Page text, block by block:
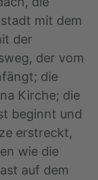
mit dem
der
der vom
die
Kirche; die
beginnt und
erstreckt,
wie die
auf dem